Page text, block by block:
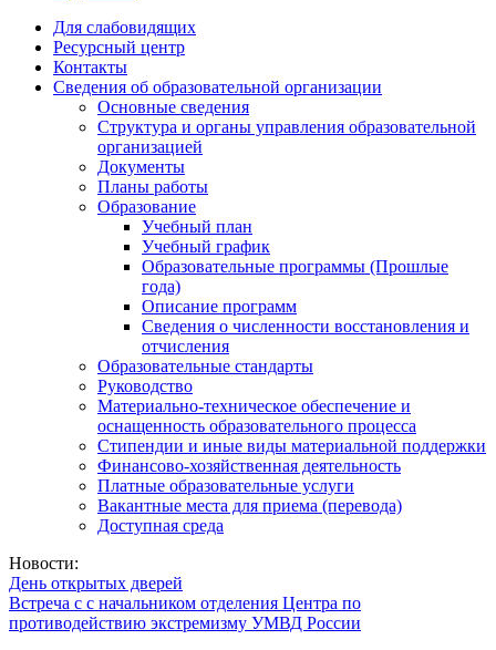
Для слабовидящих
Ресурсный центр
Контакты
Сведения об образовательной организации
Основные сведения
Структура и органы управления образовательной
организацией
Документы
Планы работы
Образование
Учебный план
Учебный график
Образовательные программы (Прошлые
года)
Описание программ
Сведения о численности восстановления и
отчисления
Образовательные стандарты
Руководство
Материально-техническое обеспечение и
оснащенность образовательного процесса
Стипендии и иные виды материальной поддержки
Финансово-хозяйственная деятельность
Платные образовательные услуги
Вакантные места для приема (перевода)
Доступная среда
Новости:
День открытых дверей
Встреча с с начальником отделения Центра по
противодействию экстремизму УМВД России